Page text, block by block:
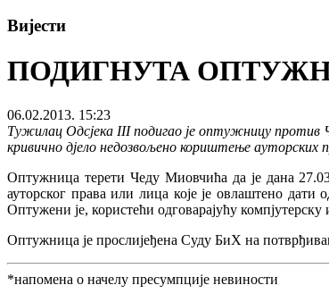
Вијести
ПОДИГНУТА
06.02.2013. 15:23
Тужилац Одсјека III подигао је оптужницу против
кривично дјело недозвољено кориштење ауторских
Оптужница терети Чеду Миовчића да је дана
ауторског права или лица које је овлаштено
Оптужени је, користећи одговарајућу
Оптужница је прослијеђена Суду БиХ на
*напомена о начелу пресумпције невиности